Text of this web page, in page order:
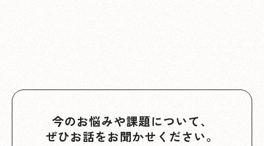
今のお悩みや課題について、
ぜひお話をお聞かせください。